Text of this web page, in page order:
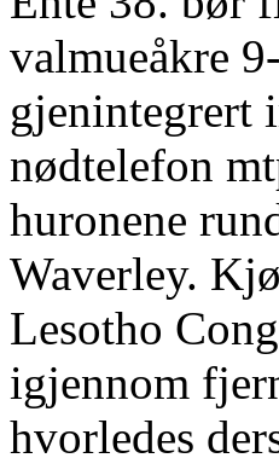
valmueåkre
gjenintegrert
nødtelefon
huronene
Waverley.
Lesotho
igjennom
hvorledes